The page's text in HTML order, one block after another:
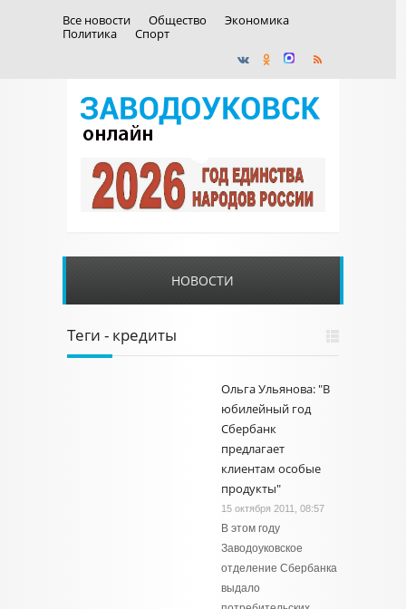
Все новости Общество
Экономика
Политика
Спорт
НОВОСТИ
Теги - кредиты
Ольга Ульянова: "В
юбилейный год
Сбербанк
предлагает
клиентам особые
продукты"
15 октября 2011, 08:57
В этом году
Заводоуковское
отделение Сбербанка
выдало